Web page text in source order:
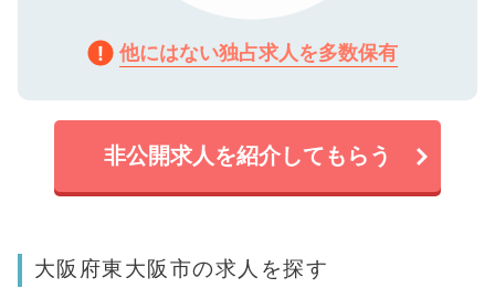
他にはない独占求人を多数保有
非公開求人を紹介してもらう
大阪府東大阪市の求人を探す